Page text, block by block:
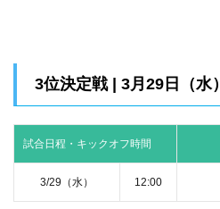
3位決定戦 | 3月29日（水）
試合日程・キックオフ時間
3/29（水） 12:00